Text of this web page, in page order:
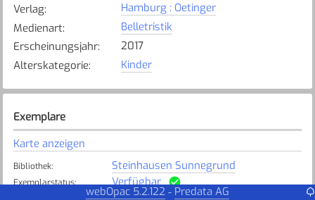
Verlag:
Hamburg : Oetinger
Medienart:
Belletristik
Erscheinungsjahr:
2017
Alterskategorie: Kinder
Exemplare
Karte anzeigen
Bibliothek: Steinhausen Sunnegrund
Exemplarstatus: Verfügbar
webOpac 5.2.122 - Predata AG